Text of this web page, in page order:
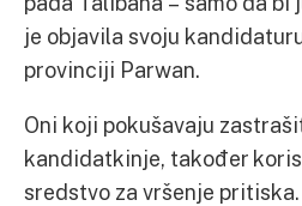
je objavila svoju
provinciji Parwan.
Oni koji pokušavaju
kandidatkinje, također
sredstvo za vršenje